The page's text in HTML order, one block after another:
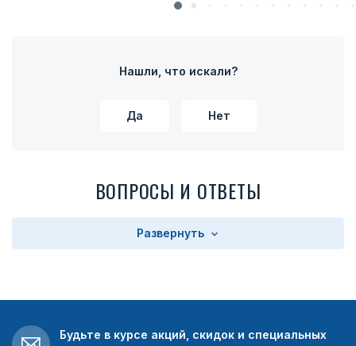
Нашли, что искали?
Да Нет
ВОПРОСЫ И ОТВЕТЫ
Развернуть
Будьте в курсе акций, скидок и специальных